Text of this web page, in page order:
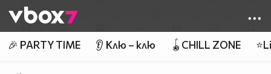
👾
🎉 PARTY TIME 👂 Клю – клю 🪀CHILL ZONE